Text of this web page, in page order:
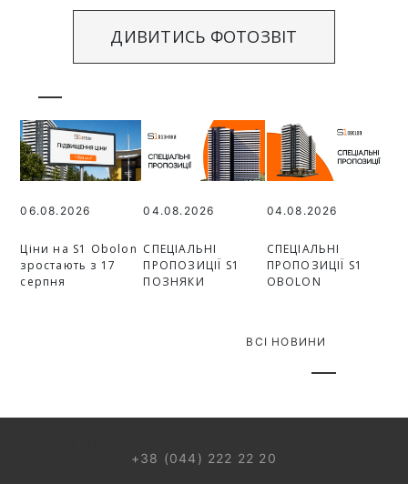
ДИВИТИСЬ ФОТОЗВІТ
06.08.2026
Ціни на S1 Obolon
зростають з 17
серпня
04.08.2026
СПЕЦІАЛЬНІ
ПРОПОЗИЦІЇ S1
ПОЗНЯКИ
04.08.2026
СПЕЦІАЛЬНІ
ПРОПОЗИЦІЇ S1
OBOLON
ВСІ НОВИНИ
+38 (044) 222 22 20